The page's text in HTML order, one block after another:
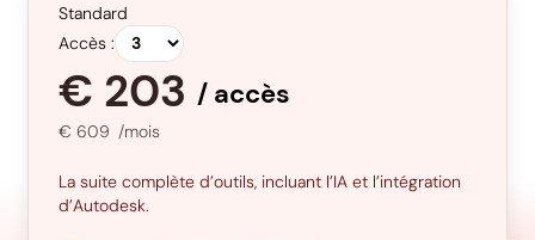
Standard
Accès :
€ 203 / accès
€ 609 /mois
La suite complète d’outils, incluant l’IA et l’intégration
d’Autodesk.